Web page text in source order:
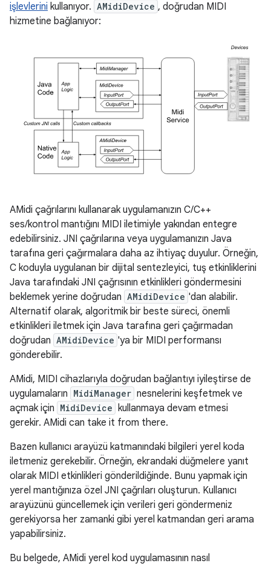
işlevlerini kullanıyor. AMidiDevice , doğrudan MIDI
hizmetine bağlanıyor:
AMidi çağrılarını kullanarak uygulamanızın C/C++
ses/kontrol mantığını MIDI iletimiyle yakından entegre
edebilirsiniz. JNI çağrılarına veya uygulamanızın Java
tarafına geri çağırmalara daha az ihtiyaç duyulur. Örneğin,
C koduyla uygulanan bir dijital sentezleyici, tuş etkinliklerini
Java tarafındaki JNI çağrısının etkinlikleri göndermesini
beklemek yerine doğrudan AMidiDevice 'dan alabilir.
Alternatif olarak, algoritmik bir beste süreci, önemli
etkinlikleri iletmek için Java tarafına geri çağırmadan
doğrudan AMidiDevice 'ya bir MIDI performansı
gönderebilir.
AMidi, MIDI cihazlarıyla doğrudan bağlantıyı iyileştirse de
uygulamaların MidiManager nesnelerini keşfetmek ve
açmak için MidiDevice kullanmaya devam etmesi
gerekir. AMidi can take it from there.
Bazen kullanıcı arayüzü katmanındaki bilgileri yerel koda
iletmeniz gerekebilir. Örneğin, ekrandaki düğmelere yanıt
olarak MIDI etkinlikleri gönderildiğinde. Bunu yapmak için
yerel mantığınıza özel JNI çağrıları oluşturun. Kullanıcı
arayüzünü güncellemek için verileri geri göndermeniz
gerekiyorsa her zamanki gibi yerel katmandan geri arama
yapabilirsiniz.
Bu belgede, AMidi yerel kod uygulamasının nasıl